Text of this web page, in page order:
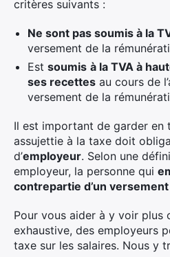
critères suivants :
Ne sont pas soumis à la
versement de la
Est soumis à la TVA à
ses recettes au cours de
versement de la
Il est important de garder en
assujettie à la taxe doit
d’employeur. Selon une
employeur, la personne qui
contrepartie d’un
Pour vous aider à y voir plus
exhaustive, des employeurs
taxe sur les salaires. Nous y